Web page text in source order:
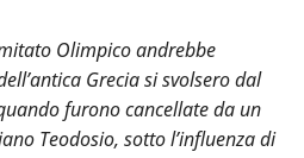
Olimpico andrebbe
Grecia si svolsero dal
furono cancellate da un
Teodosio, sotto l’influenza di